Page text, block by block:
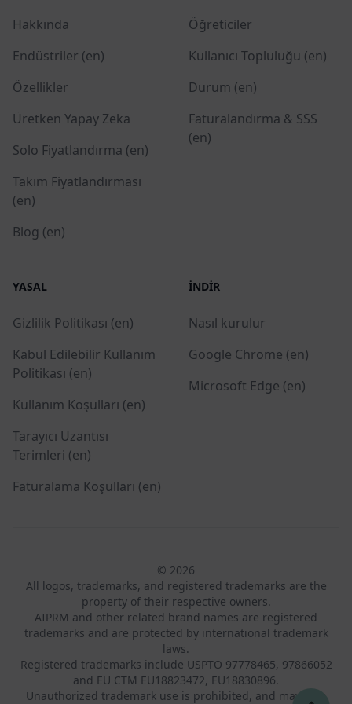
Hakkında
Endüstriler (en)
Özellikler
Üretken Yapay Zeka
Solo Fiyatlandırma (en)
Takım Fiyatlandırması
(en)
Blog (en)
Öğreticiler
Kullanıcı Topluluğu (en)
Durum (en)
Faturalandırma & SSS
(en)
YASAL
Gizlilik Politikası (en)
Kabul Edilebilir Kullanım
Politikası (en)
Kullanım Koşulları (en)
Tarayıcı Uzantısı
Terimleri (en)
Faturalama Koşulları (en)
İNDIR
Nasıl kurulur
Google Chrome (en)
Microsoft Edge (en)
© 2026
All logos, trademarks, and registered trademarks are the
property of their respective owners.
AIPRM and other related brand names are registered
trademarks and are protected by international trademark
laws.
Registered trademarks include USPTO 97778465, 97866052
and EU CTM EU18823472, EU18830896.
Unauthorized trademark use is prohibited, and may be a